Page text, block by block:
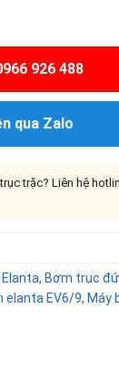
926 488
qua Zalo
trặc? Liên hệ
, Bơm trục
elanta EV6/9, Máy